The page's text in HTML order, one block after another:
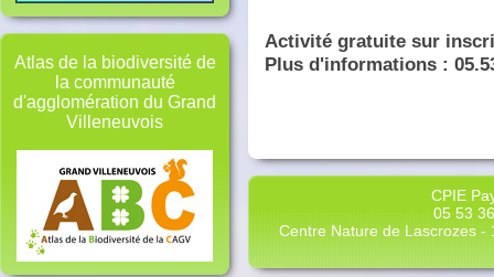
Atlas de la biodiversité de
la communauté
d'agglomération du Grand
Villeneuvois
Activité gratuite sur
Plus d'informations :
CPIE
05 53
Centre Nature de Lascrozes -